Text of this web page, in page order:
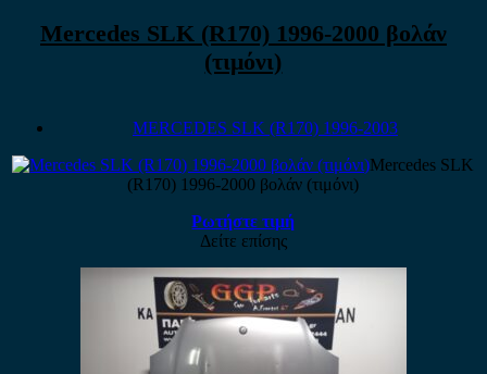
Mercedes SLK (R170) 1996-2000 βολάν
(τιμόνι)
MERCEDES SLK (R170) 1996-2003
Mercedes SLK
(R170) 1996-2000 βολάν (τιμόνι)
Ρωτήστε τιμή
Δείτε επίσης